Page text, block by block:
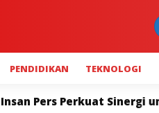
PENDIDIKAN TEKNOLOGI
untuk Keterbukaan